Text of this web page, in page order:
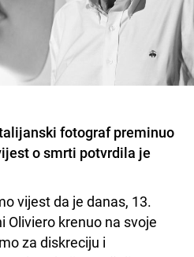
fotograf preminuo
o smrti potvrdila je
vijest da je danas, 13.
Oliviero krenuo na svoje
za diskreciju i